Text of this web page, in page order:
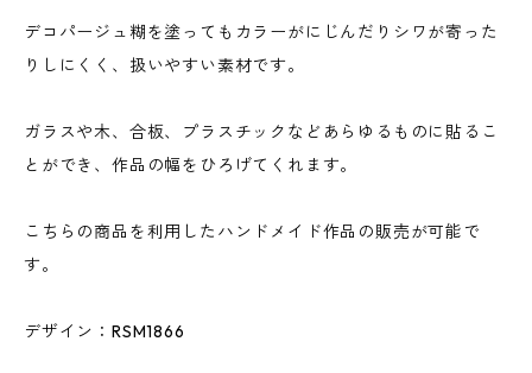
デコパージュ糊を塗ってもカラーがにじんだりシワが寄った
りしにくく、扱いやすい素材です。
ガラスや木、合板、プラスチックなどあらゆるものに貼るこ
とができ、作品の幅をひろげてくれます。
こちらの商品を利用したハンドメイド作品の販売が可能で
す。
デザイン：RSM1866